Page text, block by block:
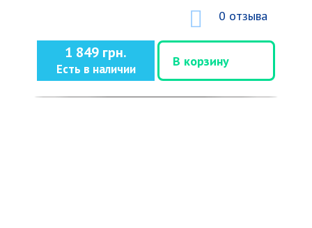
0 отзыва
1 849 грн.
Есть в наличии
В корзину